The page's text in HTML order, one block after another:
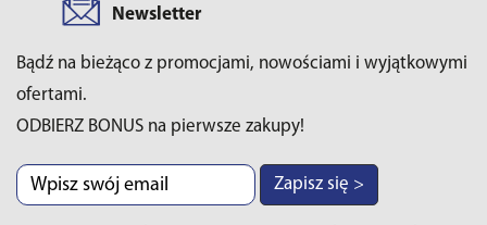
Newsletter
Bądź na bieżąco z promocjami, nowościami i wyjątkowymi
ofertami.
ODBIERZ BONUS na pierwsze zakupy!
Zapisz się >